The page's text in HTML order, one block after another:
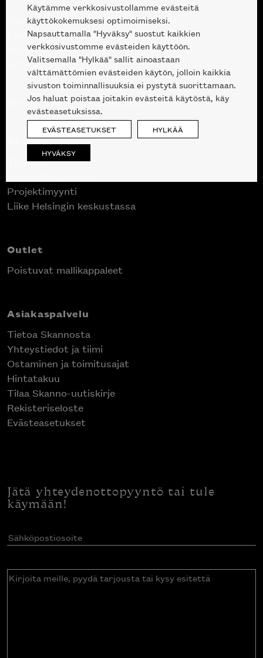
Avoinna kuluttajille ja ammattilaisille:
Erottajankatu 2, 00120 Helsinki
ma-pe 10 — 18
la 10-17
09 612 9440 |sales@skanno.fi
Skanno
Tuotteet
Projektimyynti
Liike Helsingin keskustassa
Outlet
Poistuvat mallikappaleet
Asiakaspalvelu
Tietoa Skannosta
Yhteystiedot ja tiimi
Ostaminen ja toimitusajat
Hintatakuu
Tilaa Skanno-uutiskirje
Rekisteriseloste
Evästeasetukset
Jätä yhteydenottopyyntö tai tule
käymään!
Sähköpostiosoite(Pakollinen)
Kirjoita
Käytämme verkkosivustollamme evästeitä
käyttökokemuksesi optimoimiseksi.
Napsauttamalla "Hyväksy" suostut kaikkien
verkkosivustomme evästeiden käyttöön.
Valitsemalla "Hylkää" sallit ainoastaan
välttämättömien evästeiden käytön, jolloin kaikkia
sivuston toiminnallisuuksia ei pystytä suorittamaan.
Jos haluat poistaa joitakin evästeitä käytöstä, käy
evästeasetuksissa.
EVÄSTEASETUKSET HYLKÄÄ
HYVÄKSY